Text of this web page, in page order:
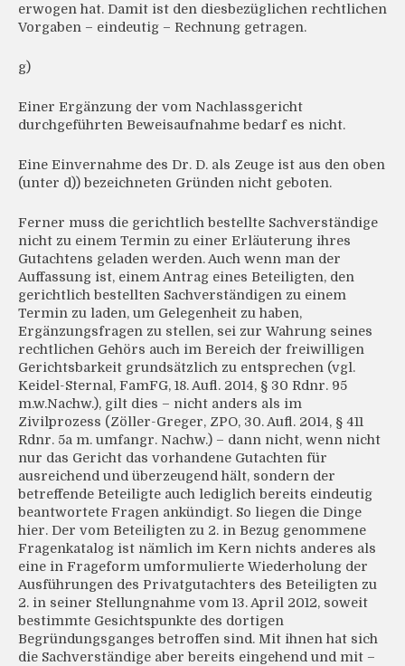
erwogen hat. Damit ist den diesbezüglichen rechtlichen
Vorgaben – eindeutig – Rechnung getragen.
g)
Einer Ergänzung der vom Nachlassgericht
durchgeführten Beweisaufnahme bedarf es nicht.
Eine Einvernahme des Dr. D. als Zeuge ist aus den oben
(unter d)) bezeichneten Gründen nicht geboten.
Ferner muss die gerichtlich bestellte Sachverständige
nicht zu einem Termin zu einer Erläuterung ihres
Gutachtens geladen werden. Auch wenn man der
Auffassung ist, einem Antrag eines Beteiligten, den
gerichtlich bestellten Sachverständigen zu einem
Termin zu laden, um Gelegenheit zu haben,
Ergänzungsfragen zu stellen, sei zur Wahrung seines
rechtlichen Gehörs auch im Bereich der freiwilligen
Gerichtsbarkeit grundsätzlich zu entsprechen (vgl.
Keidel-Sternal, FamFG, 18. Aufl. 2014, § 30 Rdnr. 95
m.w.Nachw.), gilt dies – nicht anders als im
Zivilprozess (Zöller-Greger, ZPO, 30. Aufl. 2014, § 411
Rdnr. 5a m. umfangr. Nachw.) – dann nicht, wenn nicht
nur das Gericht das vorhandene Gutachten für
ausreichend und überzeugend hält, sondern der
betreffende Beteiligte auch lediglich bereits eindeutig
beantwortete Fragen ankündigt. So liegen die Dinge
hier. Der vom Beteiligten zu 2. in Bezug genommene
Fragenkatalog ist nämlich im Kern nichts anderes als
eine in Frageform umformulierte Wiederholung der
Ausführungen des Privatgutachters des Beteiligten zu
2. in seiner Stellungnahme vom 13. April 2012, soweit
bestimmte Gesichtspunkte des dortigen
Begründungsganges betroffen sind. Mit ihnen hat sich
die Sachverständige aber bereits eingehend und mit –